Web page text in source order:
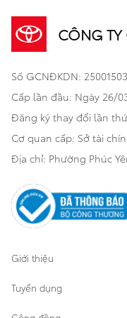
Bán tải
Hatchback
Thương mại
Khách hàng dự án
Bảo hiểm Toyota
Xe đã qua sử dụng
Bảo hành mở rộng
Sản phẩm chính hãng
Cơ sở bảo hành bảo dưỡng
Khuyến mãi
Xã hội
Thông tin khác
CÔNG TY
Số GCNĐKDN:
Cấp lần đầu: Ngày 26/
Đăng ký thay đổi lần
Cơ quan cấp: Sở tài
Địa chỉ: Phường Phúc
Giới thiệu
Tuyển dụng